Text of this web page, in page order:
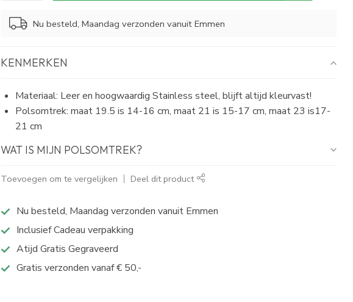
Nu besteld, Maandag verzonden vanuit Emmen
KENMERKEN
Materiaal: Leer en hoogwaardig Stainless steel, blijft altijd kleurvast!
Polsomtrek: maat 19.5 is 14-16 cm, maat 21 is 15-17 cm, maat 23 is17-
21 cm
WAT IS MIJN POLSOMTREK?
Toevoegen om te vergelijken Deel dit product
Nu besteld, Maandag verzonden vanuit Emmen
Inclusief Cadeau verpakking
Atijd Gratis Gegraveerd
Gratis verzonden vanaf € 50,-